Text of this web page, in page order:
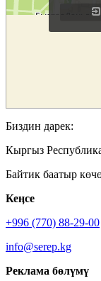
Биздин дарек:
Кыргыз
Байтик баатыр
Кеӊсе
+996 (770) 88-29-00
info@serep.kg
Реклама бөлүмү